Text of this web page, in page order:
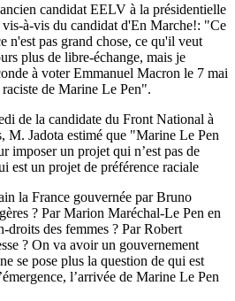
candidat EELV à la présidentielle
vis-à-vis du candidat d'En Marche!: "Ce
n'est pas grand chose, ce qu'il veut
plus de libre-échange, mais je
à voter Emmanuel Macron le 7 mai
de Marine Le Pen".
de la candidate du Front National à
M. Jadota estimé que "Marine Le Pen
imposer un projet qui n’est pas de
est un projet de préférence raciale
la France gouvernée par Bruno
? Par Marion Maréchal-Le Pen en
droits des femmes ? Par Robert
? On va avoir un gouvernement
se pose plus la question de qui est
l’arrivée de Marine Le Pen